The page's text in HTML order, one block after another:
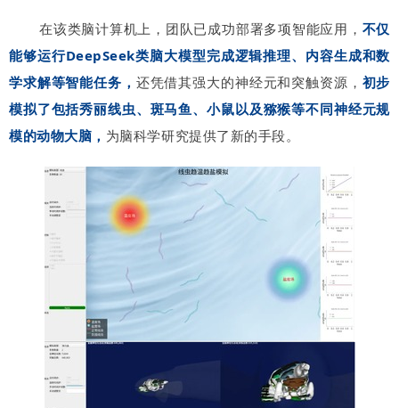
在该类脑计算机上，团队已成功部署多项智能应用， 不仅
能够运行DeepSeek类脑大模型完成逻辑推理、内容生成和数
学求解等智能任务， 还凭借其强大的神经元和突触资源， 初步
模拟了包括秀丽线虫、斑马鱼、小鼠以及猕猴等不同神经元规
模的动物大脑， 为脑科学研究提供了新的手段。